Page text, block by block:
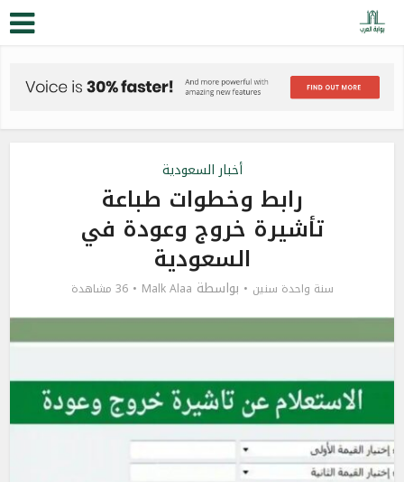
أخبار السعودية
رابط وخطوات طباعة
تأشيرة خروج وعودة في
السعودية
سنة واحدة سنين بواسطة Malk Alaa 36 مشاهدة